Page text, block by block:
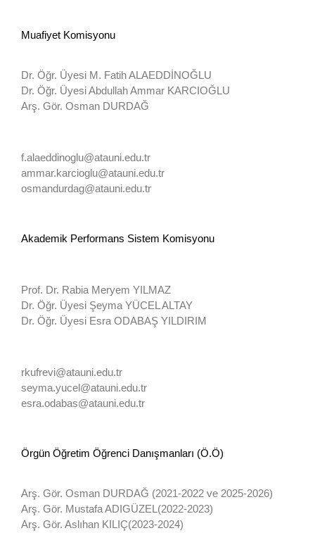
Muafiyet Komisyonu
Dr. Öğr. Üyesi M. Fatih ALAEDDİNOĞLU
Dr. Öğr. Üyesi Abdullah Ammar KARCIOĞLU
Arş. Gör. Osman DURDAĞ
f.alaeddinoglu@atauni.edu.tr
ammar.karcioglu@atauni.edu.tr
osmandurdag@atauni.edu.tr
Akademik Performans Sistem Komisyonu
Prof. Dr. Rabia Meryem YILMAZ
Dr. Öğr. Üyesi Şeyma YÜCEL ALTAY
Dr. Öğr. Üyesi Esra ODABAŞ YILDIRIM
rkufrevi@atauni.edu.tr
seyma.yucel@atauni.edu.tr
esra.odabas@atauni.edu.tr
Örgün Öğretim Öğrenci Danışmanları (Ö.Ö)
Arş. Gör. Osman DURDAĞ (2021-2022 ve 2025-2026)
Arş. Gör. Mustafa ADIGÜZEL(2022-2023)
Arş. Gör. Aslıhan KILIÇ(2023-2024)